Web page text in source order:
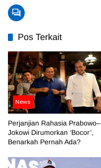
Pos Terkait
News
Perjanjian Rahasia Prabowo–
Jokowi Dirumorkan ‘Bocor’,
Benarkah Pernah Ada?